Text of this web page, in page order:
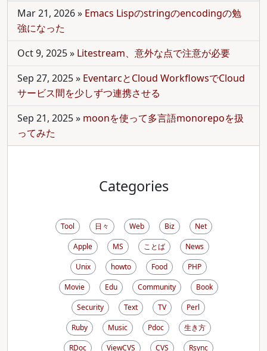
Mar 21, 2026» Emacs Lispのstringのencodingの勉
強になった
Oct 9, 2025» Litestream、意外な点で注意が必要
Sep 27, 2025» EventarcとCloud WorkflowsでCloud
サービス間を少しずつ連携させる
Sep 21, 2025» moonを使って多言語monorepoを扱
ってみた
Categories
Tool 日々 Web Biz
Net
Apple
MS ことば
News
Unix
howto Food
PHP
Movie
Edu Community
Book
Security
Text TV
Perl
Ruby
Music Pdoc
生き方
RDoc
ViewCVS CVS Rsync